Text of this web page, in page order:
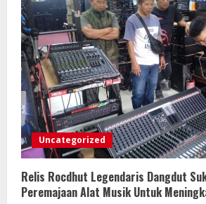
Uncategorized
Relis Rocdhut Legendaris Dangdut
Peremajaan Alat Musik Untuk